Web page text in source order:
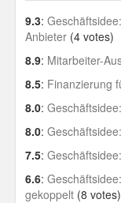
9.3:
Anbieter (4 votes)
8.9: Mitarbeiter-
8.5: Finanzierung
8.0:
8.0:
7.5:
6.6:
gekoppelt (8 votes)